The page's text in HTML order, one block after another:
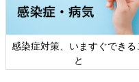
症対策、いますぐできるこ